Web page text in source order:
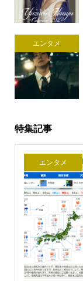
エンタメ
特集記事
エンタメ